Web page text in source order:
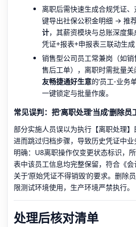
离职后需快速生成合规凭证
键导出社保公积金明细 → 推
计，其薪资模块与总账深度
凭证+报表+申报表三联动生成
销售型公司员工常兼岗（如
售后工单），离职时需批量
友畅捷通好生意的‘员工-业务
一键锁定与批量作废。
常见误判：把‘离职处理’当成‘删除员
部分实施人员误以为执行【离职处理】
进而跳过归档步骤，导致历史凭证中
明确：U8离职操作仅变更状态标识，
表中该员工信息均完整保留，符合《
关于‘原始凭证不得销毁’的要求。删除
限测试环境使用，生产环境严禁执行。
处理后核对清单